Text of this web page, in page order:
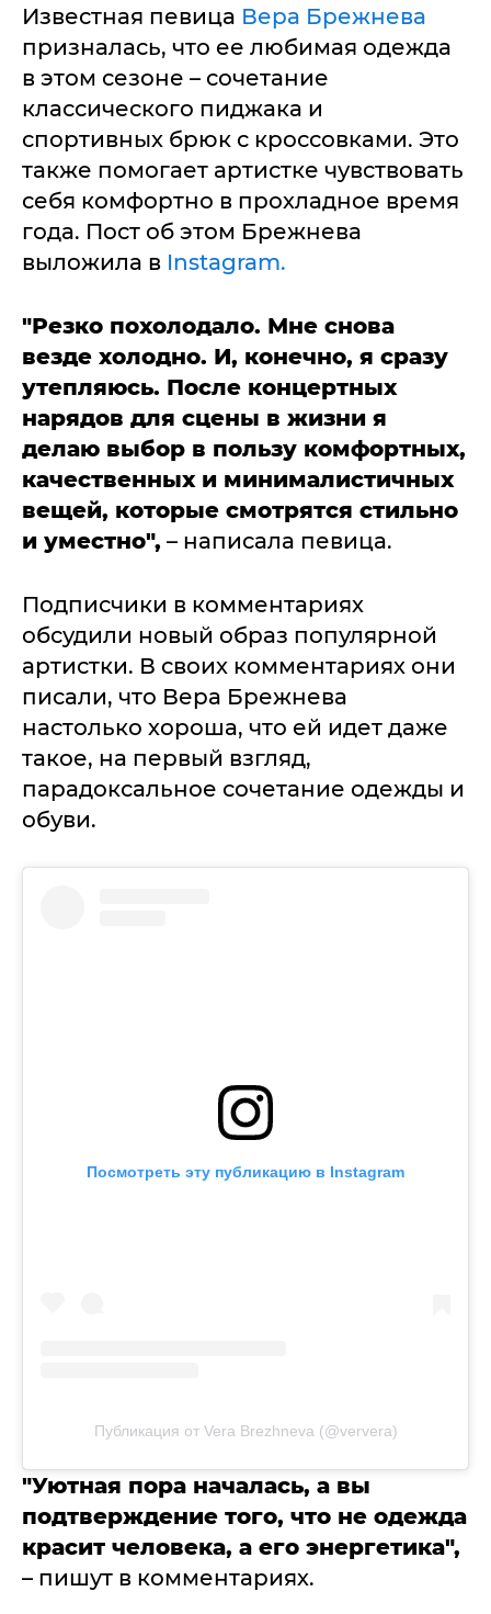
Известная певица Вера Брежнева
призналась, что ее любимая одежда
в этом сезоне – сочетание
классического пиджака и
спортивных брюк с кроссовками. Это
также помогает артистке чувствовать
себя комфортно в прохладное время
года. Пост об этом Брежнева
выложила в Instagram.
"Резко похолодало. Мне снова
везде холодно. И, конечно, я сразу
утепляюсь. После концертных
нарядов для сцены в жизни я
делаю выбор в пользу комфортных,
качественных и минималистичных
вещей, которые смотрятся стильно
и уместно", – написала певица.
Подписчики в комментариях
обсудили новый образ популярной
артистки. В своих комментариях они
писали, что Вера Брежнева
настолько хороша, что ей идет даже
такое, на первый взгляд,
парадоксальное сочетание одежды и
обуви.
Посмотреть эту публикацию в Instagram
Публикация от Vera Brezhneva (@ververa)
"Уютная пора началась, а вы
подтверждение того, что не одежда
красит человека, а его энергетика",
– пишут в комментариях.